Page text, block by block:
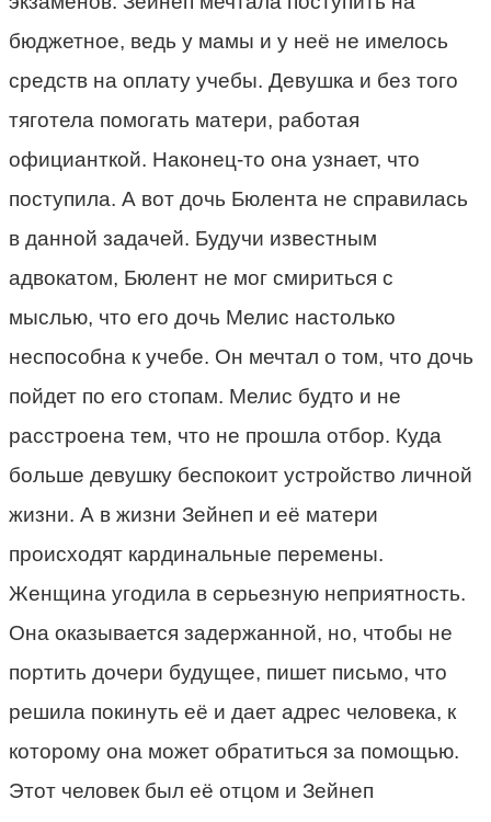
бюджетное, ведь у мамы и у неё не имелось
средств на оплату учебы. Девушка и без того
тяготела помогать матери, работая
официанткой. Наконец-то она узнает, что
поступила. А вот дочь Бюлента не справилась
в данной задачей. Будучи известным
адвокатом, Бюлент не мог смириться с
мыслью, что его дочь Мелис настолько
неспособна к учебе. Он мечтал о том, что дочь
пойдет по его стопам. Мелис будто и не
расстроена тем, что не прошла отбор. Куда
больше девушку беспокоит устройство личной
жизни. А в жизни Зейнеп и её матери
происходят кардинальные перемены.
Женщина угодила в серьезную неприятность.
Она оказывается задержанной, но, чтобы не
портить дочери будущее, пишет письмо, что
решила покинуть её и дает адрес человека, к
которому она может обратиться за помощью.
Этот человек был её отцом и Зейнеп